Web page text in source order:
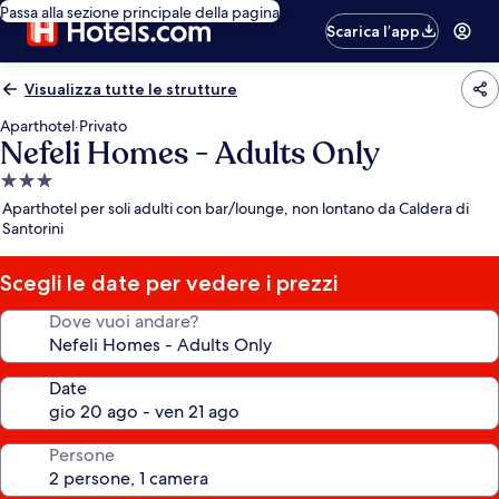
Passa alla sezione principale della pagina
Scarica l’app
Visualizza tutte le strutture
Aparthotel·Privato
Nefeli Homes - Adults Only
Struttura
a
3.0
stelle
Aparthotel per soli adulti con bar/lounge, non lontano da Caldera di
Santorini
Scegli le date per vedere i prezzi
Dove vuoi andare?
Date
Persone